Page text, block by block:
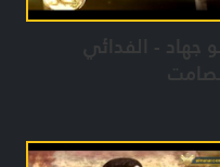
أبو جهاد - الفدائي
الصامت